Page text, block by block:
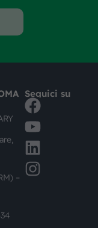
–
Seguici su